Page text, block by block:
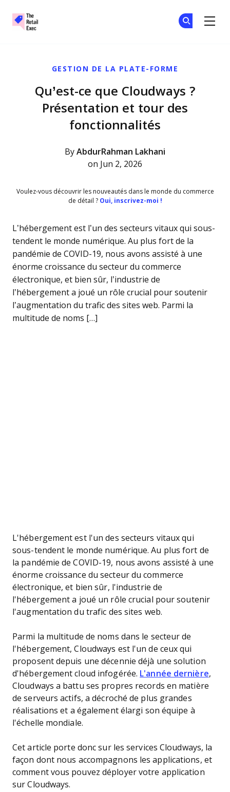
GESTION DE LA PLATE-FORME
Qu’est-ce que Cloudways ?
Présentation et tour des
fonctionnalités
By AbdurRahman Lakhani
on Jun 2, 2026
Voulez-vous découvrir les nouveautés dans le monde du commerce
de détail ?Oui, inscrivez-moi !
L’hébergement est l’un des secteurs vitaux qui sous-
tendent le monde numérique. Au plus fort de la
pandémie de COVID-19, nous avons assisté à une
énorme croissance du secteur du commerce
électronique, et bien sûr, l’industrie de
l’hébergement a joué un rôle crucial pour soutenir
l’augmentation du trafic des sites web. Parmi la
multitude de noms […]
L'hébergement est l'un des secteurs vitaux qui
sous-tendent le monde numérique. Au plus fort de
la pandémie de COVID-19, nous avons assisté à une
énorme croissance du secteur du commerce
électronique, et bien sûr, l'industrie de
l'hébergement a joué un rôle crucial pour soutenir
l'augmentation du trafic des sites web.
Parmi la multitude de noms dans le secteur de
l'hébergement, Cloudways est l'un de ceux qui
proposent depuis une décennie déjà une solution
d'hébergement cloud infogérée. L'année dernière,
Cloudways a battu ses propres records en matière
de serveurs actifs, a décroché de plus grandes
réalisations et a également élargi son équipe à
l'échelle mondiale.
Cet article porte donc sur les services Cloudways, la
façon dont nous accompagnons les applications, et
comment vous pouvez déployer votre application
sur Cloudways.